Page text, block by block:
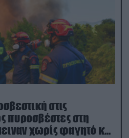
στις
πυροσβέστες στη
χωρίς φαγητό και